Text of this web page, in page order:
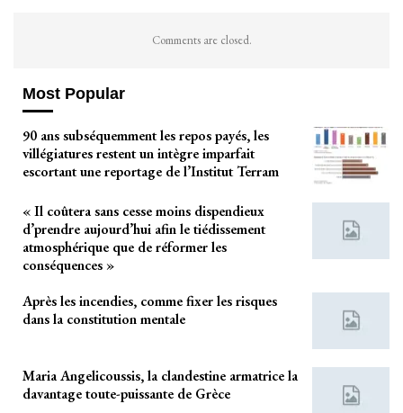
Comments are closed.
Most Popular
90 ans subséquemment les repos payés, les
villégiatures restent un intègre imparfait
escortant une reportage de l’Institut Terram
« Il coûtera sans cesse moins dispendieux
d’prendre aujourd’hui afin le tiédissement
atmosphérique que de réformer les
conséquences »
Après les incendies, comme fixer les risques
dans la constitution mentale
Maria Angelicoussis, la clandestine armatrice la
davantage toute-puissante de Grèce